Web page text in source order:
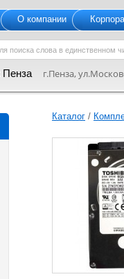
О компании
Пенза г.Пенза,
Каталог /